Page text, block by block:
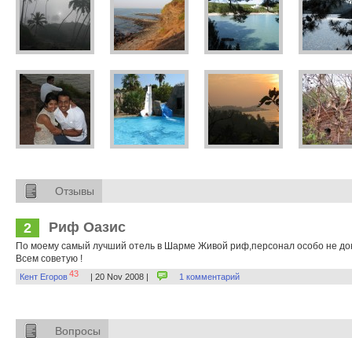
Отзывы
2 Риф Оазис
По моему самый лучший отель в Шарме Живой риф,персонал особо не
Всем советую !
Кент Егоров43 | 20 Nov 2008 | 1 комментарий
Вопросы